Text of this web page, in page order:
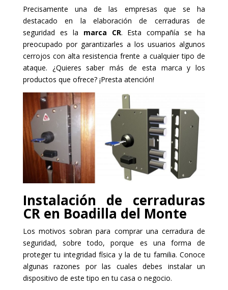
Precisamente una de las empresas que se ha
destacado en la elaboración de cerraduras de
seguridad es la marca CR. Esta compañía se ha
preocupado por garantizarles a los usuarios algunos
cerrojos con alta resistencia frente a cualquier tipo de
ataque. ¿Quieres saber más de esta marca y los
productos que ofrece? ¡Presta atención!
Instalación de cerraduras
CR en Boadilla del Monte
Los motivos sobran para comprar una cerradura de
seguridad, sobre todo, porque es una forma de
proteger tu integridad física y la de tu familia. Conoce
algunas razones por las cuales debes instalar un
dispositivo de este tipo en tu casa o negocio.